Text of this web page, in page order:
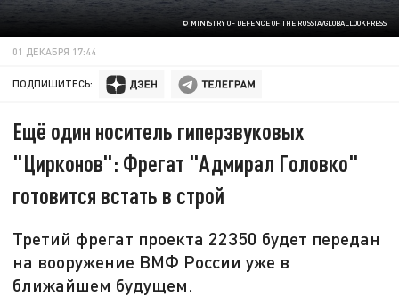
© MINISTRY OF DEFENCE OF THE RUSSIA/GLOBALLOOKPRESS
01 ДЕКАБРЯ 17:44
ПОДПИШИТЕСЬ:
Ещё один носитель гиперзвуковых
"Цирконов": Фрегат "Адмирал Головко"
готовится встать в строй
Третий фрегат проекта 22350 будет передан
на вооружение ВМФ России уже в
ближайшем будущем.